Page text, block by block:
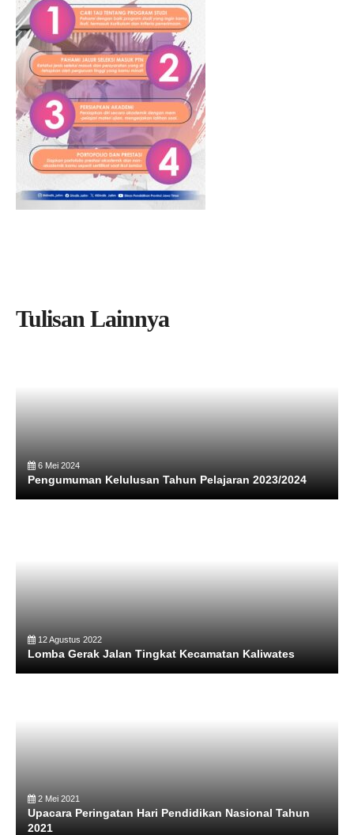
Tulisan Lainnya
6 Mei 2024
Pengumuman Kelulusan Tahun Pelajaran 2023/2024
12 Agustus 2022
Lomba Gerak Jalan Tingkat Kecamatan Kaliwates
2 Mei 2021
Upacara Peringatan Hari Pendidikan Nasional Tahun
2021